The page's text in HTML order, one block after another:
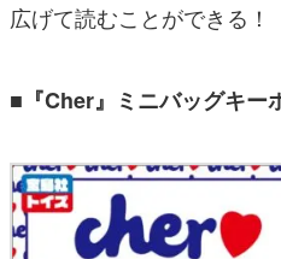
広げて読むことができる！
■『Cher』ミニバッグキー